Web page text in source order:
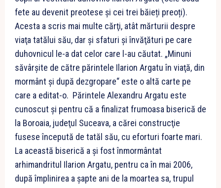
fete au devenit preotese și cei trei băieți preoți).
Acesta a scris mai multe cărţi, atât mărturii despre
viaţa tatălui său, dar şi sfaturi şi învăţături pe care
duhovnicul le-a dat celor care l-au căutat. „Minuni
săvârşite de către părintele Ilarion Argatu în viaţă, din
mormânt şi după dezgropare“ este o altă carte pe
care a editat-o. Părintele Alexandru Argatu este
cunoscut şi pentru că a finalizat frumoasa biserică de
la Boroaia, judeţul Suceava, a cărei construcţie
fusese începută de tatăl său, cu eforturi foarte mari.
La această biserică a şi fost înmormântat
arhimandritul Ilarion Argatu, pentru ca în mai 2006,
după împlinirea a șapte ani de la moartea sa, trupul